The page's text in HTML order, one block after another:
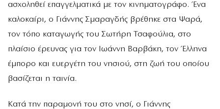
ασχοληθεί επαγγελματικά με τον κινηματογράφο. Ένα
καλοκαίρι, ο Γιάννης Σμαραγδής βρέθηκε στα Ψαρά,
τον τόπο καταγωγής του Σωτήρη Τσαφούλια, στο
πλαίσιο έρευνας για τον Ιωάννη Βαρβάκη, τον Έλληνα
έμπορο και ευεργέτη του νησιού, στη ζωή του οποίου
βασίζεται η ταινία.
Κατά την παραμονή του στο νησί, ο Γιάννης